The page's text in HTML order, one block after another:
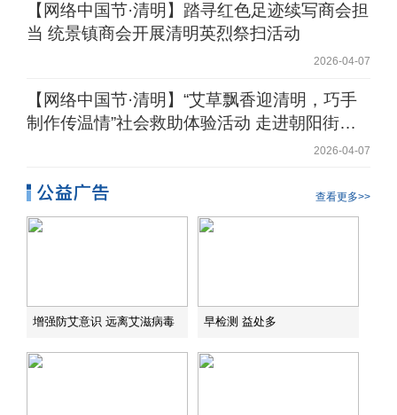
【网络中国节·清明】踏寻红色足迹续写商会担
当 统景镇商会开展清明英烈祭扫活动
2026-04-07
【网络中国节·清明】“艾草飘香迎清明，巧手
制作传温情”社会救助体验活动 走进朝阳街道
2026-04-07
查看更多>>
增强防艾意识 远离艾滋病毒 早检测 益处多